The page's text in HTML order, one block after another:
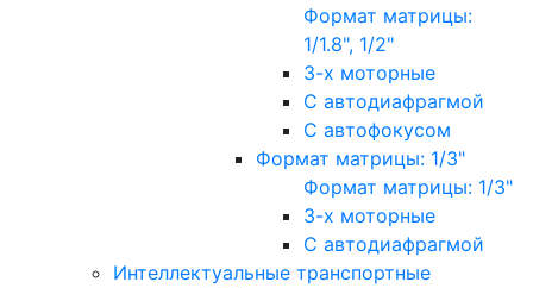
Формат матрицы:
1/1.8", 1/2"
3-х моторные
С автодиафрагмой
С автофокусом
Формат матрицы: 1/3"
Формат матрицы: 1/3"
3-х моторные
С автодиафрагмой
Интеллектуальные транспортные